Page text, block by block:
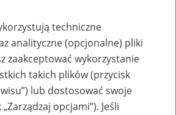
techniczne
analityczne (opcjonalne) pliki
zaakceptować wykorzystanie
takich plików (przycisk
lub dostosować swoje
opcjami”). Jeśli